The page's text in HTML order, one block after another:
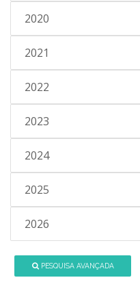
2020
2021
2022
2023
2024
2025
2026
PESQUISA AVANÇADA